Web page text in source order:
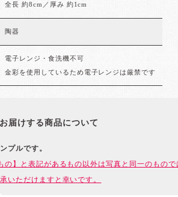
全長 約8cm／厚み 約1cm
陶器
電子レンジ・食洗機不可
金彩を使用しているため電子レンジは厳禁です
届けする商品について
プルです。
】と表記があるもの以外は写真と同一のもので
いただけますと幸いです。